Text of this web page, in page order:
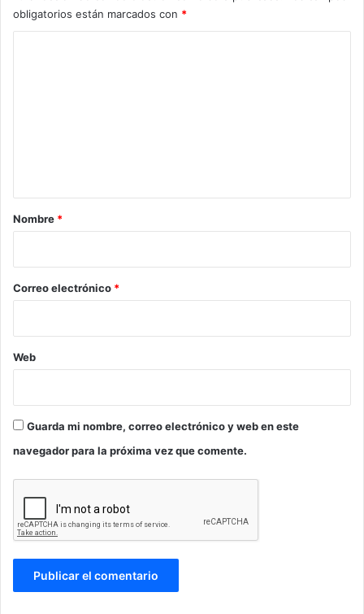
obligatorios están marcados con *
r
*
Nombre *
Correo electrónico *
Web
Guarda mi nombre, correo electrónico y web en este
navegador para la próxima vez que comente.